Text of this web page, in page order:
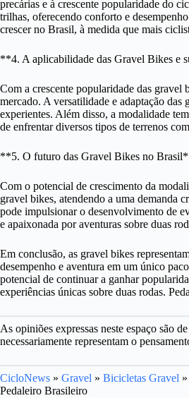
precárias e à crescente popularidade do
trilhas, oferecendo conforto e
crescer no Brasil, à medida que mais
**4. A aplicabilidade das Gravel Bikes e
Com a crescente popularidade das gravel
mercado. A versatilidade e adaptação das
experientes. Além disso, a modalidade
de enfrentar diversos tipos de terrenos
**5. O futuro das Gravel Bikes no
Com o potencial de crescimento da
gravel bikes, atendendo a uma demanda
pode impulsionar o desenvolvimento de
e apaixonada por aventuras sobre duas
Em conclusão, as gravel bikes
desempenho e aventura em um único
potencial de continuar a ganhar
experiências únicas sobre duas rodas.
As opiniões expressas neste espaço são
necessariamente representam o
CicloNews » Gravel » Bicicletas Gravel »
Pedaleiro Brasileiro